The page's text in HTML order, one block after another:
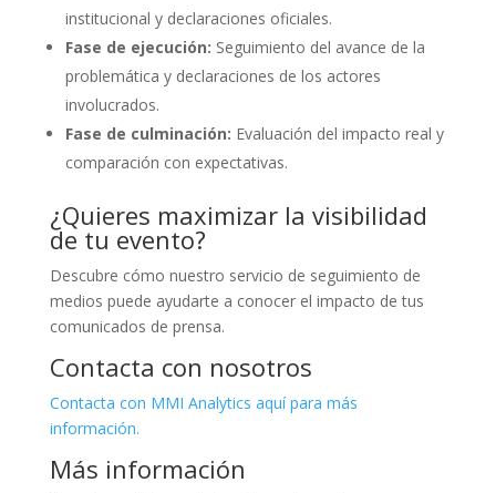
institucional y declaraciones oficiales.
Fase de ejecución: Seguimiento del avance de la
problemática y declaraciones de los actores
involucrados.
Fase de culminación: Evaluación del impacto real y
comparación con expectativas.
¿Quieres maximizar la visibilidad
de tu evento?
Descubre cómo nuestro servicio de seguimiento de
medios puede ayudarte a conocer el impacto de tus
comunicados de prensa.
Contacta con nosotros
Contacta con MMI Analytics aquí para más
información.
Más información